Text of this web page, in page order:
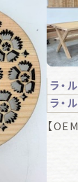
ラ・
ラ・
【